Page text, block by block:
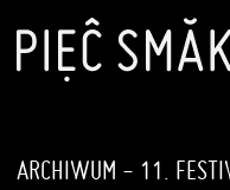
ARCHIWUM - 11.